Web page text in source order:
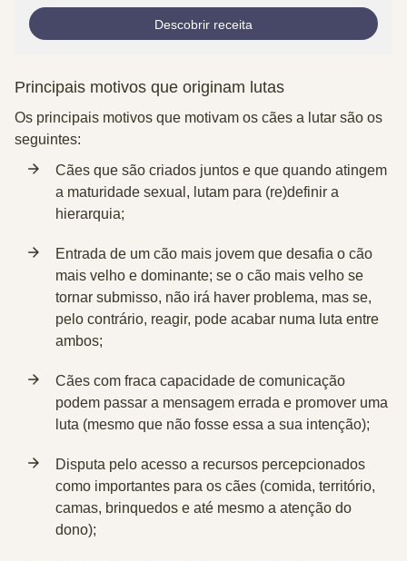
Descobrir receita
Principais motivos que originam lutas
Os principais motivos que motivam os cães a lutar são os
seguintes:
Cães que são criados juntos e que quando atingem
a maturidade sexual , lutam para (re)definir a
hierarquia;
Entrada de um cão mais jovem que desafia o cão
mais velho e dominante; se o cão mais velho se
tornar submisso, não irá haver problema, mas se,
pelo contrário, reagir, pode acabar numa luta entre
ambos;
Cães com fraca capacidade de comunicação
podem passar a mensagem errada e promover uma
luta (mesmo que não fosse essa a sua intenção);
Disputa pelo acesso a recursos percepcionados
como importantes para os cães (comida, território,
camas, brinquedos e até mesmo a atenção do
dono);